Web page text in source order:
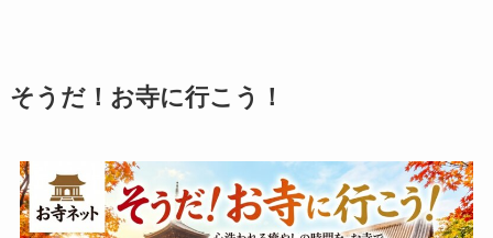
そうだ！お寺に行こう！